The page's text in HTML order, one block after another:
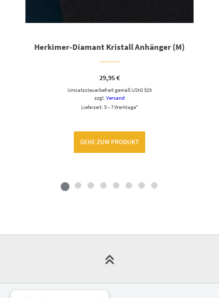
Herkimer-Diamant Kristall Anhänger (M)
29,95€
Umsatzsteuerbefreit gemäß UStG §19
zzgl.Versand
Lieferzeit: 5 – 7 Werktage*
GEHE ZUM PRODUKT